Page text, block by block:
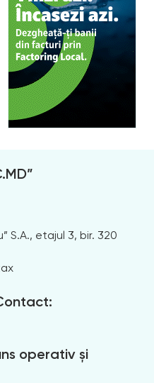
S.A., etajul 3, bir. 320
operativ și